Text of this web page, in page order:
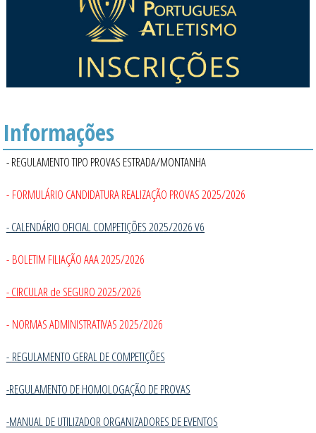
Informações
- REGULAMENTO TIPO PROVAS ESTRADA/MONTANHA
- FORMULÁRIO CANDIDATURA REALIZAÇÃO PROVAS 2025/2026
- CALENDÁRIO OFICIAL COMPETIÇÕES 2025/2026 V6
- BOLETIM FILIAÇÃO AAA 2025/2026
- CIRCULAR de SEGURO 2025/2026
- NORMAS ADMINISTRATIVAS 2025/2026
- REGULAMENTO GERAL DE COMPETIÇÕES
-REGULAMENTO DE HOMOLOGAÇÃO DE PROVAS
-MANUAL DE UTILIZADOR ORGANIZADORES DE EVENTOS